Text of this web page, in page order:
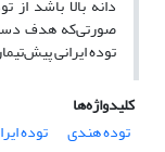
دانه بالا باشد
صورتی‌که هدف
توده ایرانی
کلیدواژه‌ها
توده هندی
توده